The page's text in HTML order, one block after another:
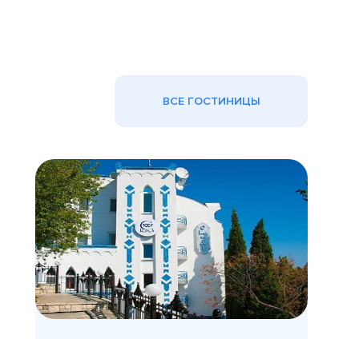
ВСЕ ГОСТИНИЦЫ